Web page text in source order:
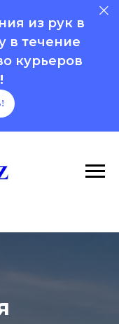
из рук в
в течение
курьеров